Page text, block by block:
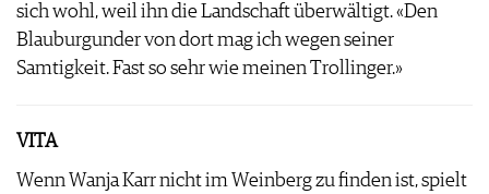
sich wohl, weil ihn die Landschaft überwältigt. «Den
Blauburgunder von dort mag ich wegen seiner
Samtigkeit. Fast so sehr wie meinen Trollinger.»
VITA
Wenn Wanja Karr nicht im Weinberg zu finden ist, spielt